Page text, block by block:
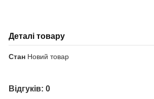
Деталі товару
Стан Новий товар
Відгуків: 0